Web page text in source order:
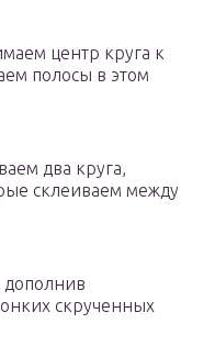
центр круга к
полосы в этом
два круга,
склеиваем между
скрученных